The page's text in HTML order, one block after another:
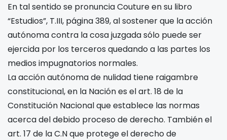
En tal sentido se pronuncia Couture en su libro
“Estudios”, T.III, página 389, al sostener que la acción
autónoma contra la cosa juzgada sólo puede ser
ejercida por los terceros quedando a las partes los
medios impugnatorios normales.
La acción autónoma de nulidad tiene raigambre
constitucional, en la Nación es el art. 18 de la
Constitución Nacional que establece las normas
acerca del debido proceso de derecho. También el
art. 17 de la C.N que protege el derecho de